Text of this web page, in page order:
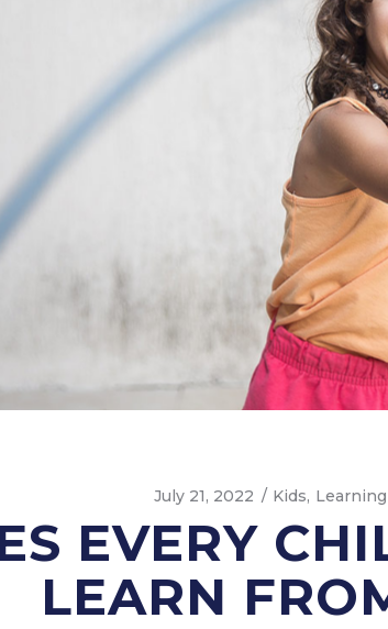
July 21, 2022 Kids Learning
EVERY
LEARN